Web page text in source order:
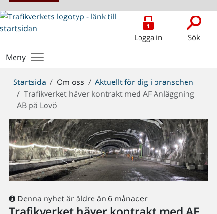
Logga in Sök
Meny
Du
är
här:
Startsida Om oss
Aktuellt för dig i branschen
Trafikverket häver kontrakt med AF Anläggning
AB på Lovö
Denna nyhet är äldre än 6 månader